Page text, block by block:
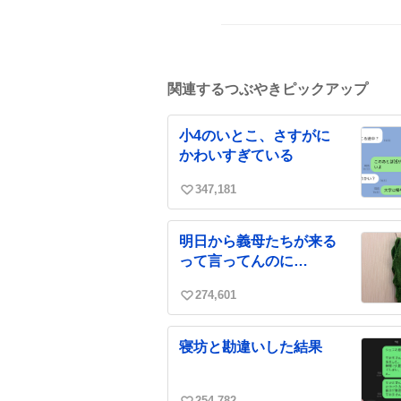
関連するつぶやきピックアップ
小4のいとこ、さすがに
かわいすぎている
い
ね
数
347,181
明日から義母たちが来る
って言ってんのに…
い
ね
数
274,601
寝坊と勘違いした結果